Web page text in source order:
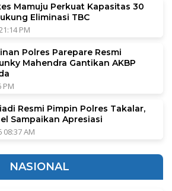
Mamuju Perkuat Kapasitas 30
Eliminasi TBC
PM
Polres Parepare Resmi
Mahendra Gantikan AKBP
PM
Resmi Pimpin Polres Takalar,
Sampaikan Apresiasi
AM
NASIONAL